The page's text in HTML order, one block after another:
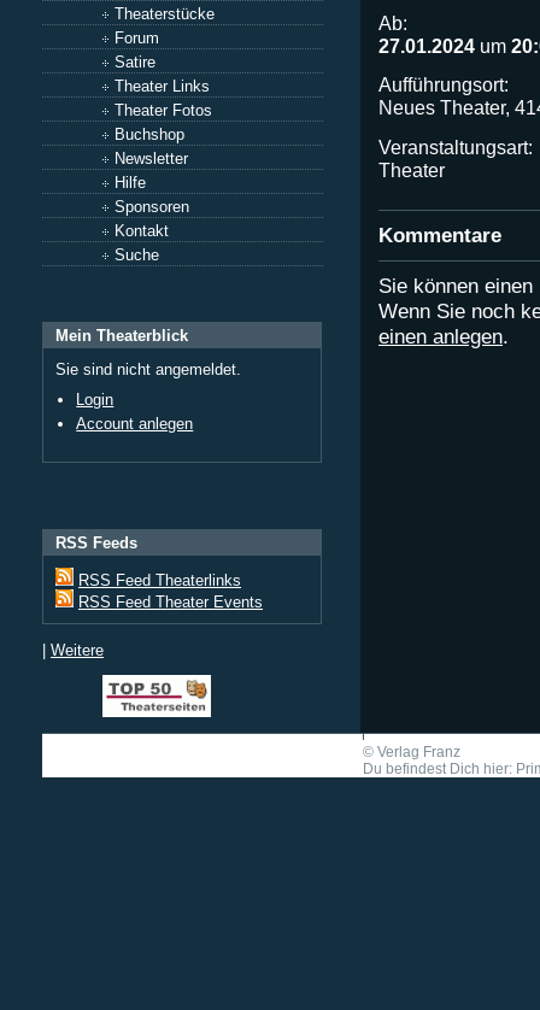
Theaterstücke
Forum
Satire
Theater Links
Theater Fotos
Buchshop
Newsletter
Hilfe
Sponsoren
Kontakt
Suche
Mein Theaterblick
Sie sind nicht angemeldet.
Login
Account anlegen
RSS Feeds
RSS Feed Theaterlinks
RSS Feed Theater Events
| Weitere
Ab:
27.01.2024 um
Aufführungsort:
Neues Theater,
Veranstaltungsart:
Theater
Kommentare
Sie können
Wenn Sie noch
einen anlegen.
© Verlag Franz
Du befindest Dich hier: